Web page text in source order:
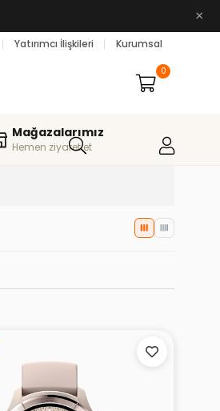
×
Yatırımcı İlişkileri Kurumsal
0
Mağazalarımız
Hemen ziyaret et